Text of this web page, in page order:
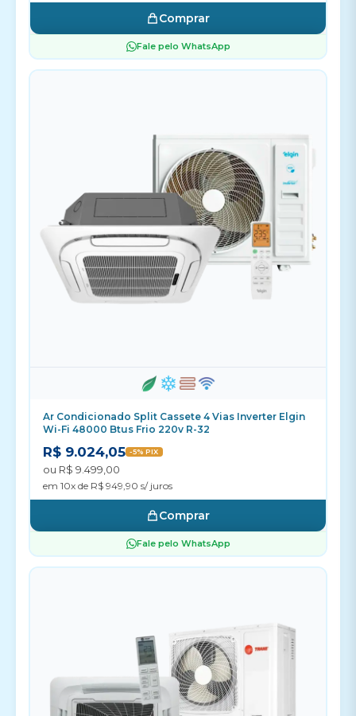
Comprar
Fale pelo WhatsApp
Ar Condicionado Split Cassete 4 Vias Inverter Elgin
Wi-Fi 48000 Btus Frio 220v R-32
R$ 9.024,05 -5% PIX
ou R$ 9.499,00
em 10x de R$ 949,90 s/ juros
Comprar
Fale pelo WhatsApp